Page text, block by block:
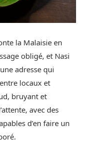
la Malaisie en
obligé, et Nasi
adresse qui
locaux et
bruyant et
avec des
d’en faire un